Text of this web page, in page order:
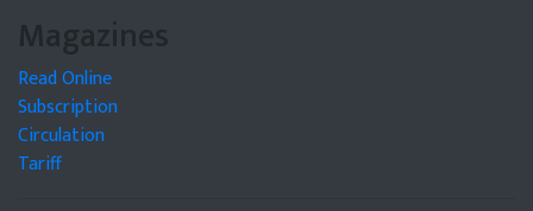
Magazines
Read Online
Subscription
Circulation
Tariff